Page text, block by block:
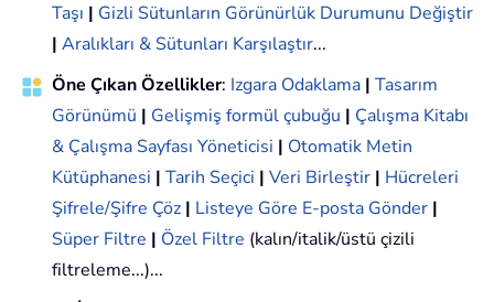
Taşı | Gizli Sütunların Görünürlük Durumunu Değiştir
| Aralıkları & Sütunları Karşılaştır...
Öne Çıkan Özellikler: Izgara Odaklama | Tasarım
Görünümü | Gelişmiş formül çubuğu | Çalışma Kitabı
& Çalışma Sayfası Yöneticisi | Otomatik Metin
Kütüphanesi | Tarih Seçici | Veri Birleştir | Hücreleri
Şifrele/Şifre Çöz | Listeye Göre E-posta Gönder |
Süper Filtre | Özel Filtre (kalın/italik/üstü çizili
filtreleme...)...